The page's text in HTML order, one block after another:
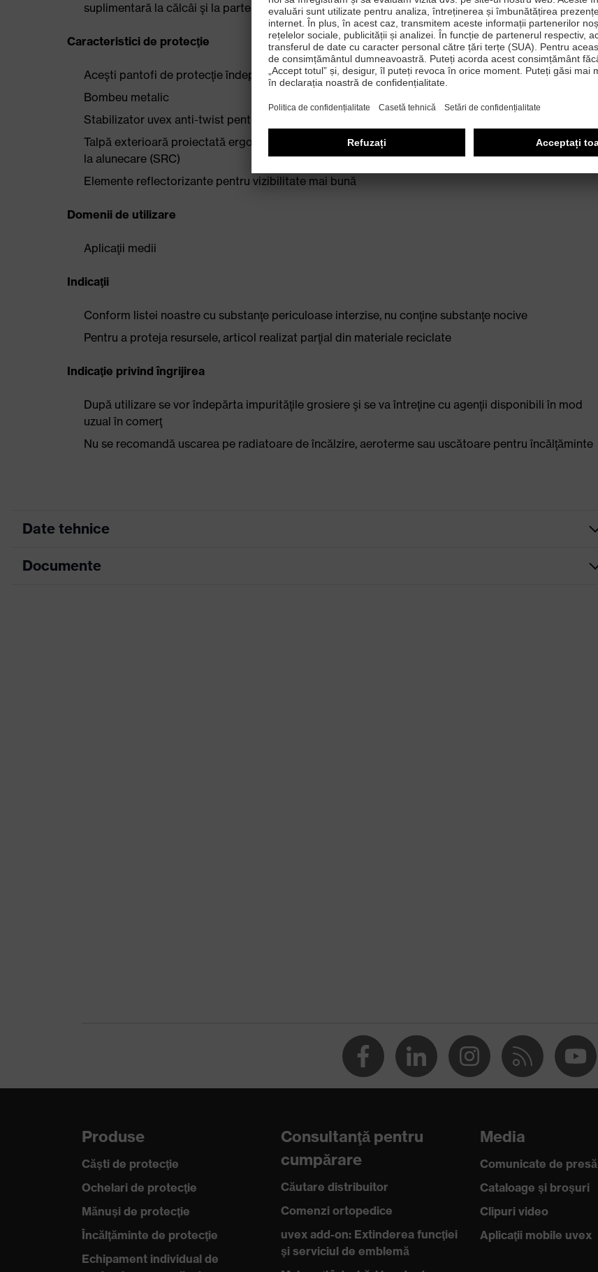
suplimentară la călcâi şi la partea din faţă a piciorului
Caracteristici de protecţie
Aceşti pantofi de protecţie îndeplinesc cerinţele ESD cu o rezistenţă de scurgere sub 35 megaohm
Bombeu metalic
Stabilizator uvex anti-twist pentru protecţie împotriva răsucirii gleznei
Talpă exterioară proiectată ergonomic, din poliuretan cu dublă densitate, cu rezistenţă foarte bună
la alunecare (SRC)
Elemente reflectorizante pentru vizibilitate mai bună
Domenii de utilizare
Aplicaţii medii
Indicaţii
Conform listei noastre cu substanţe periculoase interzise, nu conţine substanţe nocive
Pentru a proteja resursele, articol realizat parţial din materiale reciclate
Indicaţie privind îngrijirea
După utilizare se vor îndepărta impurităţile grosiere şi se va întreţine cu agenţii disponibili în mod
uzual în comerţ
Nu se recomandă uscarea pe radiatoare de încălzire, aeroterme sau uscătoare pentru încălţăminte
Date tehnice
Culoare marketing
produsului
Protecţie împotriva încărcării electrostatice (ESD) cu o rezistenţă de scurgere mai mică
Tip produs Pantofi
Proprietăţi anti-
alunecare
SRC
Documente
Produse
Căşti de protecţie
Ochelari de protecţie
Mănuşi de protecţie
Încălţăminte de protecţie
Echipament individual de
Consultanţă pentru
cumpărare
Căutare distribuitor
Comenzi ortopedice
uvex add-on: Extinderea funcţiei
şi serviciul de emblemă
Media
Comunicate de presă
Cataloage şi broşuri
Clipuri video
Aplicaţii mobile uvex